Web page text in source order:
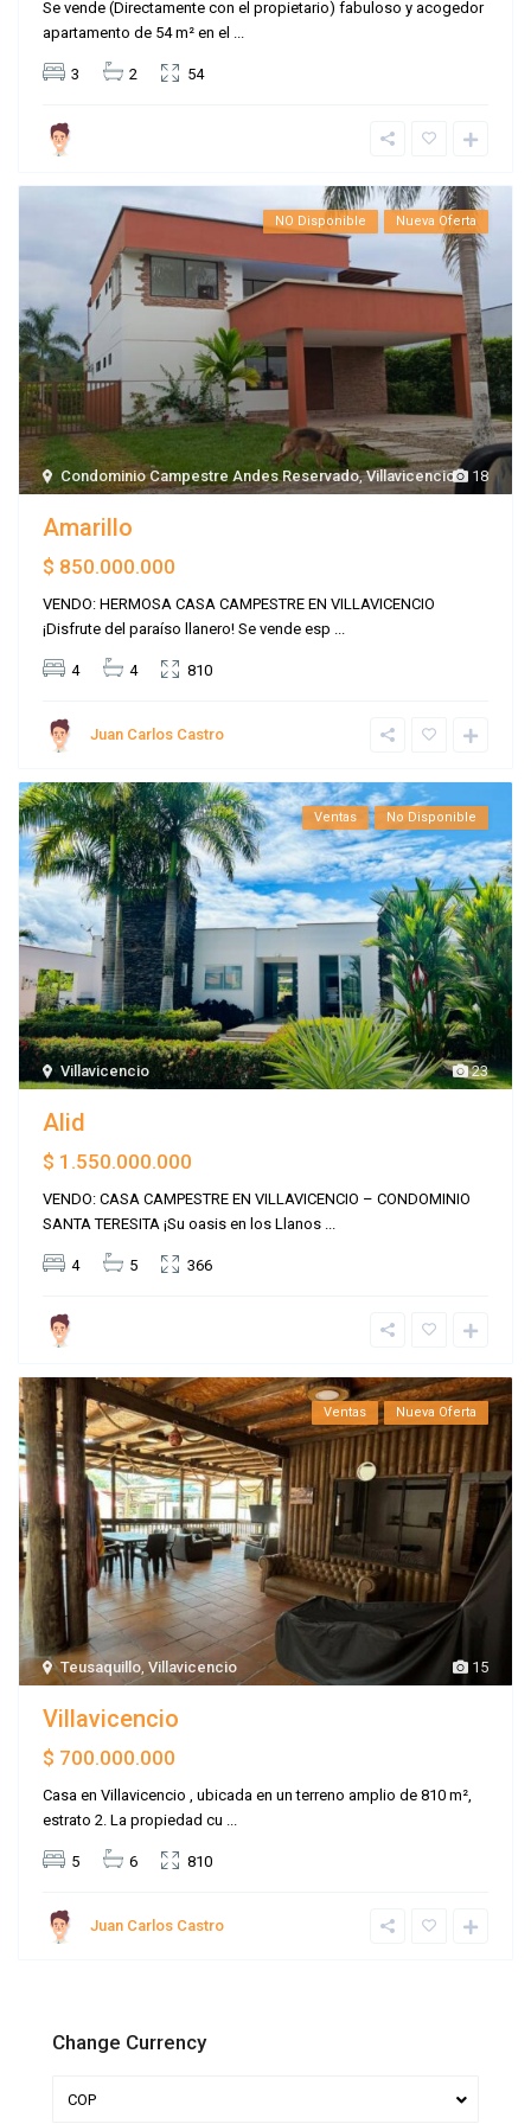
Se vende (Directamente con el propietario) fabuloso y acogedor
apartamento de 54 m² en el
3 2 54
18
Condominio Campestre Andes Reservado,Villavicencio
NO Disponible Nueva Oferta
Amarillo
$ 850.000.000
VENDO: HERMOSA CASA CAMPESTRE EN VILLAVICENCIO
¡Disfrute del paraíso llanero! Se vende esp
4 4 810
Juan Carlos Castro
23
Villavicencio
Ventas No Disponible
Alid
$ 1.550.000.000
VENDO: CASA CAMPESTRE EN VILLAVICENCIO – CONDOMINIO
SANTA TERESITA ¡Su oasis en los Llanos ...
4 5 366
15
Teusaquillo,Villavicencio
Ventas Nueva Oferta
Villavicencio
$ 700.000.000
Casa en Villavicencio , ubicada en un terreno amplio de 810 m²,
estrato 2. La propiedad cu ...
5 6 810
Juan Carlos Castro
Change Currency
COP